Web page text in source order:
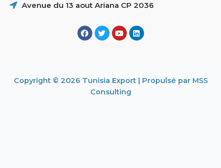
Avenue du 13 aout Ariana CP 2036
Copyright © 2026 Tunisia Export | Propulsé par MSS
Consulting